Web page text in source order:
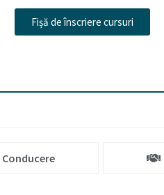
Fișă de înscriere cursuri
Conducere